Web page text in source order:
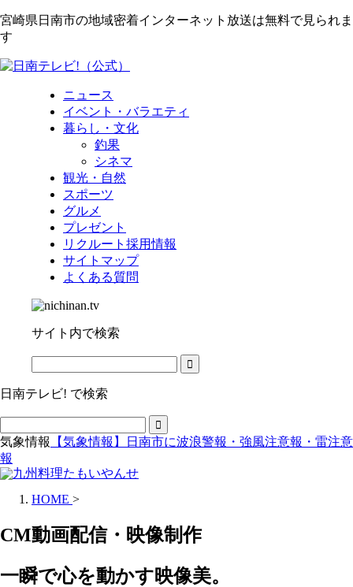
宮崎県日南市の地域密着インターネット放送は無料で見られま
す
ニュース
イベント・バラエティ
暮らし・文化
釣果
シネマ
観光・自然
スポーツ
グルメ
プレゼント
リクルート採用情報
サイトマップ
よくある質問
サイト内で検索
日南テレビ! で検索
気象情報
【気象情報】日南市に波浪警報・強風注意報・雷注意
報
HOME >
CM動画配信・映像制作
一瞬で心を動かす映像美。